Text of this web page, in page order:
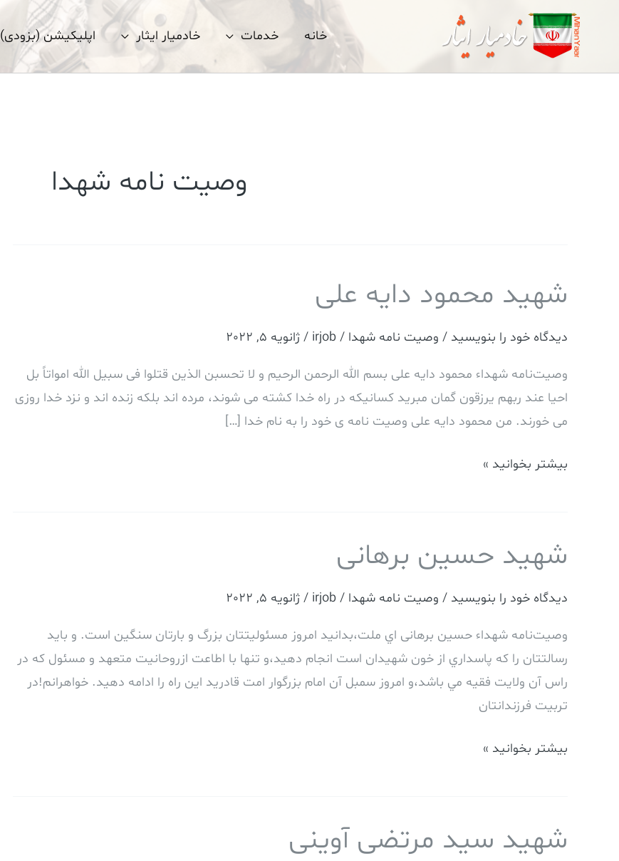
خانه خدمات خادمیار ایثار اپلیکیشن (بزودی)
وصیت نامه شهدا
شهید محمود دایه علی
دیدگاه‌ خود را بنویسید / وصیت نامه شهدا /
irjob
/ ژانویه 5, 2022
وصیت‌نامه شهداء محمود دایه علی بسم الله الرحمن الرحیم و لا تحسبن الذین قتلوا فی سبیل الله امواتاً بل
احیا عند ربهم یرزقون گمان مبرید کسانیکه در راه خدا کشته می شوند، مرده اند بلکه زنده اند و نزد خدا روزی
می خورند. من محمود دایه علی وصیت نامه ی خود را به نام خدا […]
شهید
محمود
دایه
بیشتر بخوانید »
شهید حسین برهانی
دیدگاه‌ خود را بنویسید / وصیت نامه شهدا /
irjob
/ ژانویه 5, 2022
وصیت‌نامه شهداء حسین برهانی اي ملت،بدانيد امروز مسئوليتتان بزرگ و بارتان سنگين است. و بايد
رسالتتان را كه پاسداري از خون شهيدان است انجام دهيد،و تنها با اطاعت ازروحانيت متعهد و مسئول كه در
راس آن ولايت فقيه مي باشد،و امروز سمبل آن امام بزرگوار امت قادريد اين راه را ادامه دهيد. خواهرانم!در
تربيت فرزندانتان
شهید
حسین
برهانی
بیشتر بخوانید »
شهید سید مرتضی آوینی
شهید